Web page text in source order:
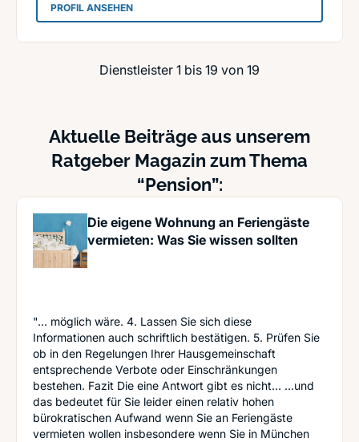
PROFIL ANSEHEN: Pension am Traveplatz Inh. Martin Gutgesell
Dienstleister 1 bis 19 von 19
Aktuelle Beiträge aus unserem
Ratgeber Magazin zum Thema
“Pension”:
Die eigene Wohnung an Feriengäste
vermieten: Was Sie wissen sollten
"... möglich wäre. 4. Lassen Sie sich diese
Informationen auch schriftlich bestätigen. 5. Prüfen Sie
ob in den Regelungen Ihrer Hausgemeinschaft
entsprechende Verbote oder Einschränkungen
bestehen. Fazit Die eine Antwort gibt es nicht… …und
das bedeutet für Sie leider einen relativ hohen
bürokratischen Aufwand wenn Sie an Feriengäste
vermieten wollen insbesondere wenn Sie in München